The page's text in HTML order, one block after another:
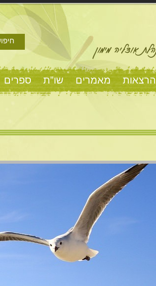
הרצאות מאמרים שו”ת ספרים